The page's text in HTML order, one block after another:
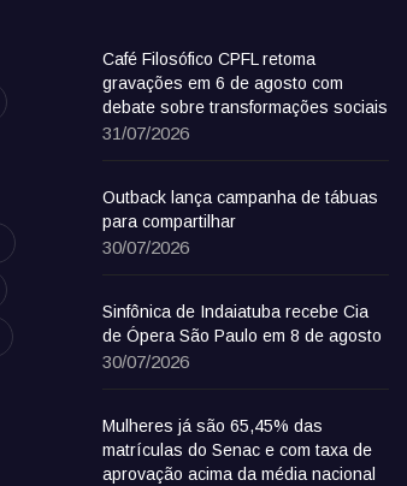
Café Filosófico CPFL retoma
gravações em 6 de agosto com
debate sobre transformações sociais
31/07/2026
Outback lança campanha de tábuas
para compartilhar
30/07/2026
Sinfônica de Indaiatuba recebe Cia
de Ópera São Paulo em 8 de agosto
30/07/2026
Mulheres já são 65,45% das
matrículas do Senac e com taxa de
aprovação acima da média nacional